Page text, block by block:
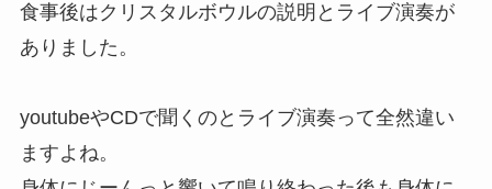
食事後はクリスタルボウルの説明とライブ演奏が
ありました。
youtubeやCDで聞くのとライブ演奏って全然違い
ますよね。